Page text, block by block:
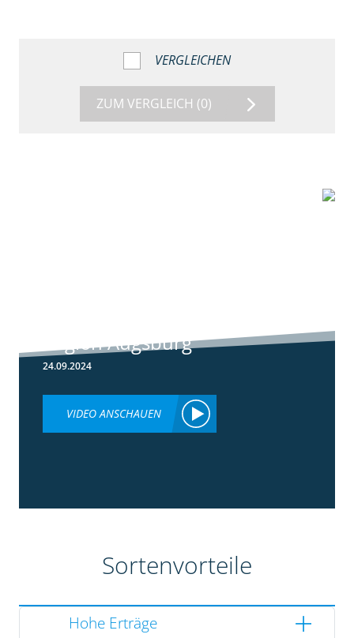
VERGLEICHEN
ZUM VERGLEICH (0)
Region Augsburg
24.09.2024
VIDEO ANSCHAUEN
Sortenvorteile
Hohe Erträge